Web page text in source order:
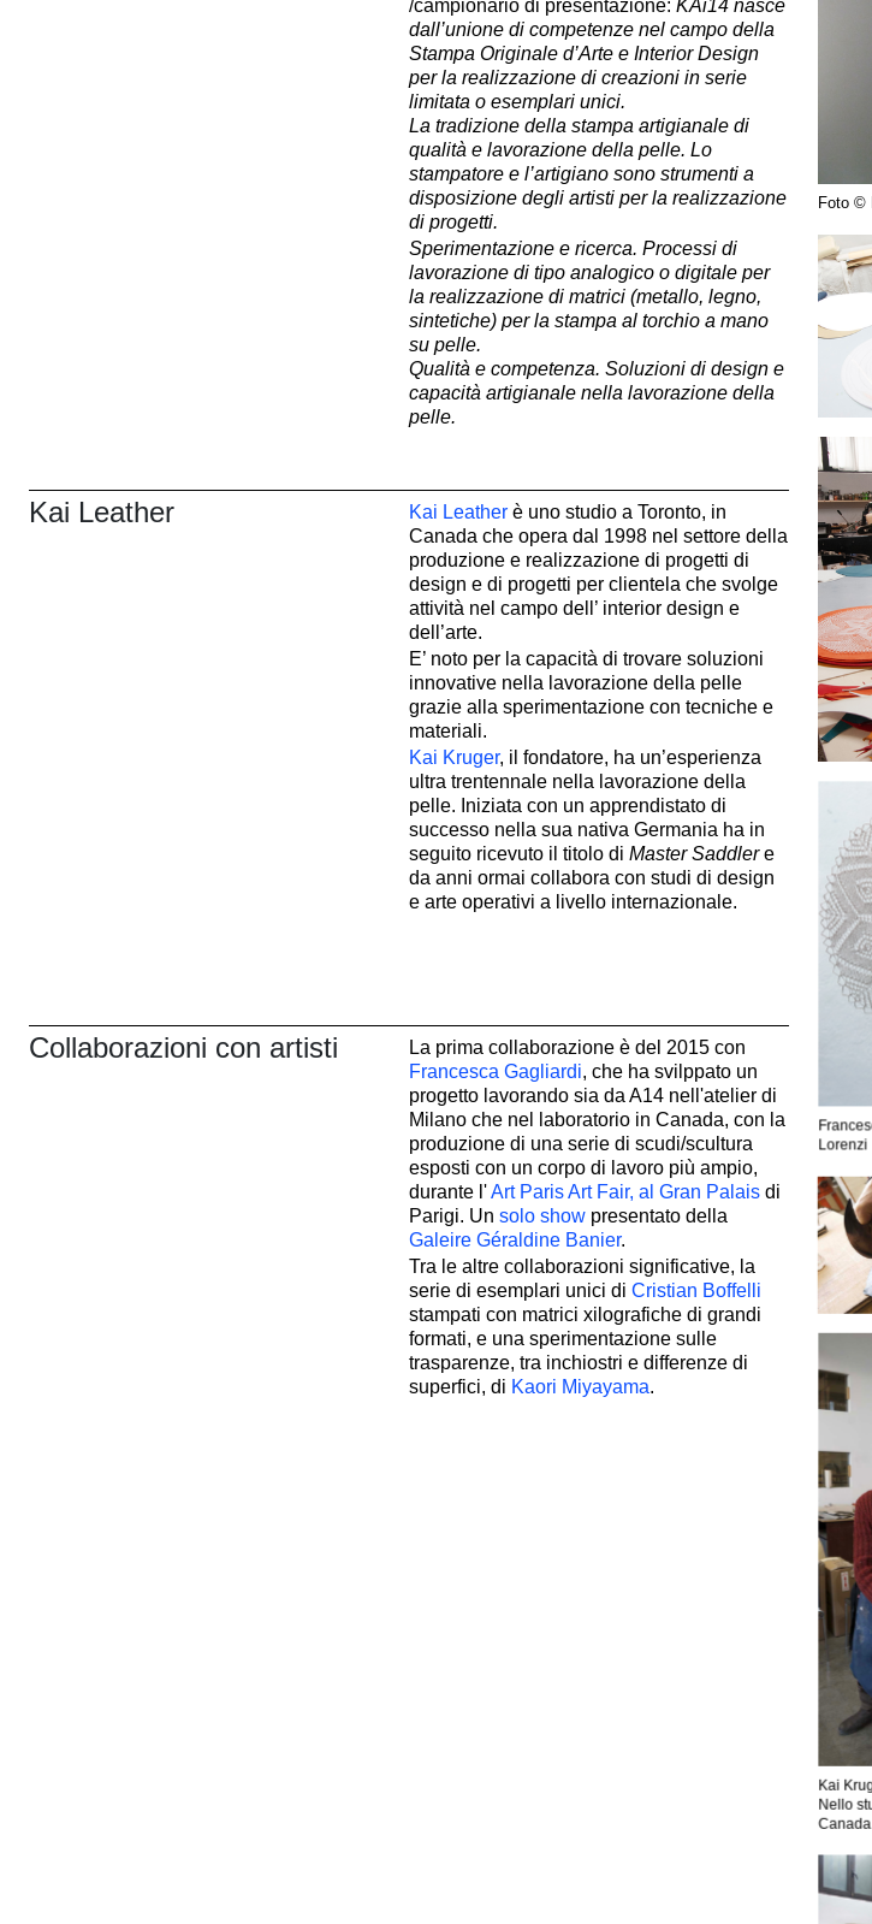
/campionario di presentazione: KAi14 nasce
dall’unione di competenze nel campo della
Stampa Originale d’Arte e Interior Design
per la realizzazione di creazioni in serie
limitata o esemplari unici.
La tradizione della stampa artigianale di
qualità e lavorazione della pelle. Lo
stampatore e l’artigiano sono strumenti a
disposizione degli artisti per la realizzazione
di progetti.
Sperimentazione e ricerca. Processi di
lavorazione di tipo analogico o digitale per
la realizzazione di matrici (metallo, legno,
sintetiche) per la stampa al torchio a mano
su pelle.
Qualità e competenza. Soluzioni di design e
capacità artigianale nella lavorazione della
pelle.
Kai Leather Kai Leather è uno studio a Toronto, in
Canada che opera dal 1998 nel settore della
produzione e realizzazione di progetti di
design e di progetti per clientela che svolge
attività nel campo dell’ interior design e
dell’arte.
E’ noto per la capacità di trovare soluzioni
innovative nella lavorazione della pelle
grazie alla sperimentazione con tecniche e
materiali.
Kai Kruger, il fondatore, ha un’esperienza
ultra trentennale nella lavorazione della
pelle. Iniziata con un apprendistato di
successo nella sua nativa Germania ha in
seguito ricevuto il titolo di Master Saddlere
da anni ormai collabora con studi di design
e arte operativi a livello internazionale.
Collaborazioni con artisti
La prima collaborazione è del 2015 con
Francesca Gagliardi, che ha svilppato un
progetto lavorando sia da A14 nell'atelier di
Milano che nel laboratorio in Canada, con la
produzione di una serie di scudi/scultura
esposti con un corpo di lavoro più ampio,
durante l'Art Paris Art Fair, al Gran Palais di
Parigi. Un solo show presentato della
Galeire Géraldine Banier.
Tra le altre collaborazioni significative, la
serie di esemplari unici di Cristian Boffelli
stampati con matrici xilografiche di grandi
formati, e una sperimentazione sulle
trasparenze, tra inchiostri e differenze di
superfici, di Kaori Miyayama.
Foto ©
Lorenzi
Kai
Nello